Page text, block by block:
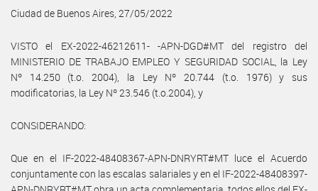
Ciudad de Buenos Aires, 27/05/2022
VISTO el EX-2022-46212611- -APN-DGD#MT del registro del
MINISTERIO DE TRABAJO EMPLEO Y SEGURIDAD SOCIAL, la Ley
Nº 14.250 (t.o. 2004), la Ley Nº 20.744 (t.o. 1976) y sus
modificatorias, la Ley Nº 23.546 (t.o.2004), y
CONSIDERANDO:
Que en el IF-2022-48408367-APN-DNRYRT#MT luce el Acuerdo
conjuntamente con las escalas salariales y en el IF-2022-48408397-